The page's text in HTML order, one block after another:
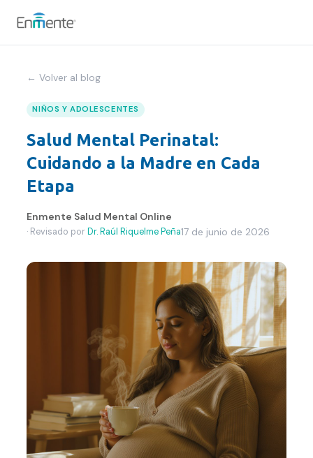
Nosotros
Cómo trabajamos
Servicios
Equipo
Tests
Agendar hora
← Volver al blog
NIÑOS Y ADOLESCENTES
Salud Mental Perinatal:
Cuidando a la Madre en Cada
Etapa
Enmente Salud Mental Online
· Revisado por Dr. Raúl Riquelme Peña17 de junio de 2026